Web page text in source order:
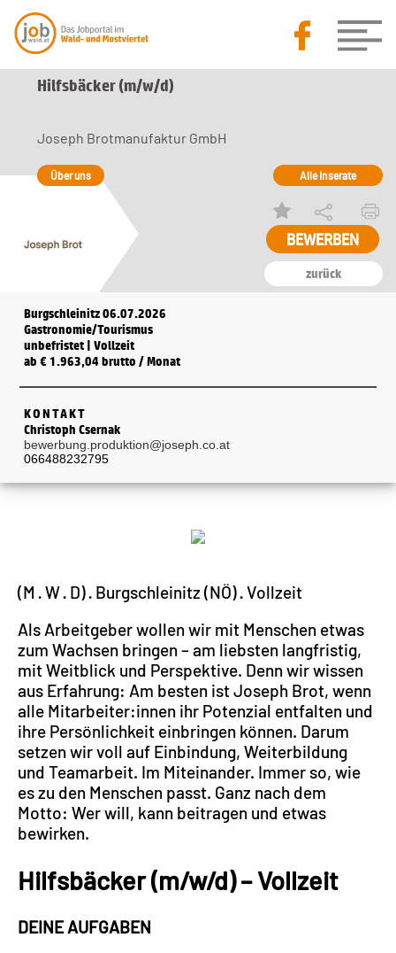
Hilfsbäcker (m/w/d)
zurück
Joseph Brotmanufaktur GmbH
Über uns Alle Inserate
BEWERBEN
Burgschleinitz 06.07.2026
Gastronomie/Tourismus
unbefristet | Vollzeit
ab € 1.963,04 brutto / Monat
KONTAKT
Christoph Csernak
bewerbung.produktion@joseph.co.at
066488232795
(M · W · D) · Burgschleinitz (NÖ) · Vollzeit
Als Arbeitgeber wollen wir mit Menschen etwas
zum Wachsen bringen – am liebsten langfristig,
mit Weitblick und Perspektive. Denn wir wissen
aus Erfahrung: Am besten ist Joseph Brot, wenn
alle Mitarbeiter:innen ihr Potenzial entfalten und
ihre Persönlichkeit einbringen können. Darum
setzen wir voll auf Einbindung, Weiterbildung
und Teamarbeit. Im Miteinander. Immer so, wie
es zu den Menschen passt. Ganz nach dem
Motto: Wer will, kann beitragen und etwas
bewirken.
Hilfsbäcker (m/w/d) – Vollzeit
DEINE AUFGABEN